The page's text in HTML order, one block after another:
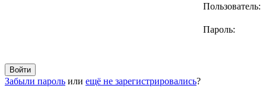
Пользователь:
Пароль:
Забыли пароль или ещё не зарегистрировались?